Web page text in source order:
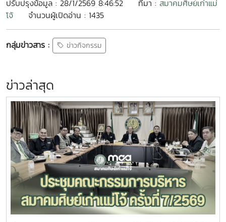
ปรับปรุงข้อมูล : 28/1/2569 8:46:52 ที่มา : สมาคมศิษย์เก่าแม่
โจ้
จำนวนผู้เปิดอ่าน : 1435
กลุ่มข่าวสาร : ข่าวกิจกรรม
ข่าวล่าสุด